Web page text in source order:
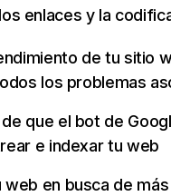
enlaces y la
de tu sitio
los problemas
que el bot de
e indexar tu web
web en busca de